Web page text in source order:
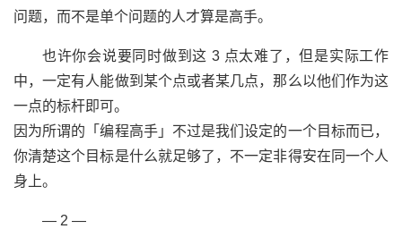
问题，而不是单个问题的人才算是高手。
也许你会说要同时做到这 3 点太难了，但是实际工作
中，一定有人能做到某个点或者某几点，那么以他们作为这
一点的标杆即可。
因为所谓的「编程高手」不过是我们设定的一个目标而已，
你清楚这个目标是什么就足够了，不一定非得安在同一个人
身上。
— 2 —